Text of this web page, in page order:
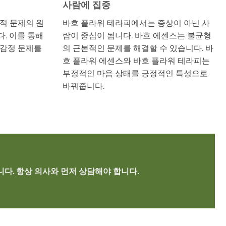
문제의 원
. 이를 통해
정 문제를
사람에 집중
바흐 플라워 테라피에서는 증상이 아닌 사
람이 중심이 됩니다. 바흐 에센스는 불균형
의 근본적인 문제를 해결할 수 있습니다. 바
흐 플라워 에센스와 바흐 플라워 테라피는
부정적인 마음 상태를 긍정적인 특성으로
바꿔줍니다.
. 항상 의사와 먼저 상담해야 합니다.